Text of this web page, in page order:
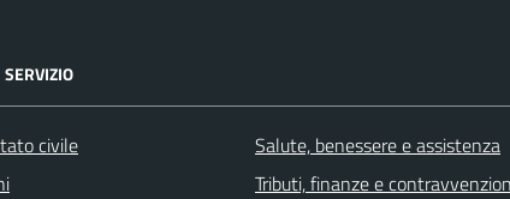
SERVIZIO
civile
Salute, benessere e assistenza
Tributi, finanze e